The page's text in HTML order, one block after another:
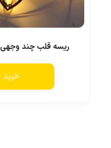
ریسه قلب چند وجهی
خرید